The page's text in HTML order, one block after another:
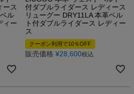
ース
ル
ィー
付ダブルライダース レディース
リューグー DRY11LA 本革ベル
ト付ダブルライダース レディー
ス
クーポン利用で10％OFF
販売価格 ¥28,600税込